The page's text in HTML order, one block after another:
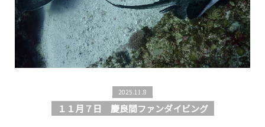
2025.11.8
１１月７日 慶良間ファンダイビング